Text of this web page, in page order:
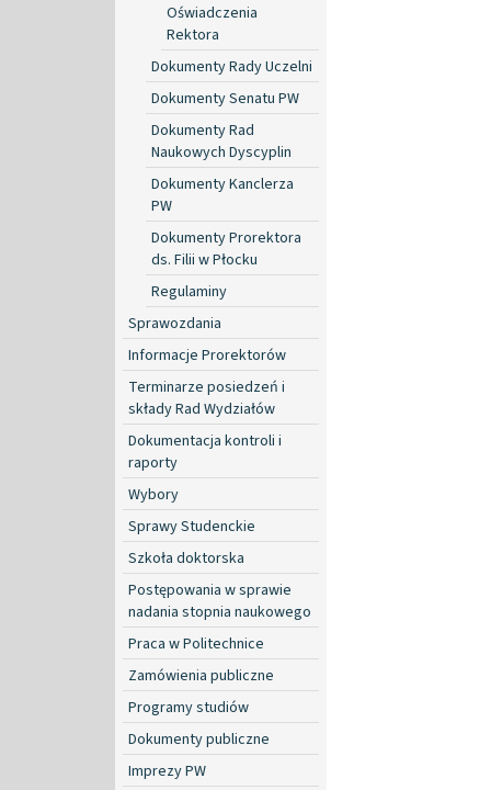
Oświadczenia
Rektora
Dokumenty Rady Uczelni
Dokumenty Senatu PW
Dokumenty Rad
Naukowych Dyscyplin
Dokumenty Kanclerza
PW
Dokumenty Prorektora
ds. Filii w Płocku
Regulaminy
Sprawozdania
Informacje Prorektorów
Terminarze posiedzeń i
składy Rad Wydziałów
Dokumentacja kontroli i
raporty
Wybory
Sprawy Studenckie
Szkoła doktorska
Postępowania w sprawie
nadania stopnia naukowego
Praca w Politechnice
Zamówienia publiczne
Programy studiów
Dokumenty publiczne
Imprezy PW